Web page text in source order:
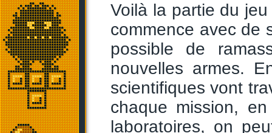
Voilà la partie du
commence avec de
possible de
nouvelles armes.
scientifiques vont
chaque mission,
laboratoires, on